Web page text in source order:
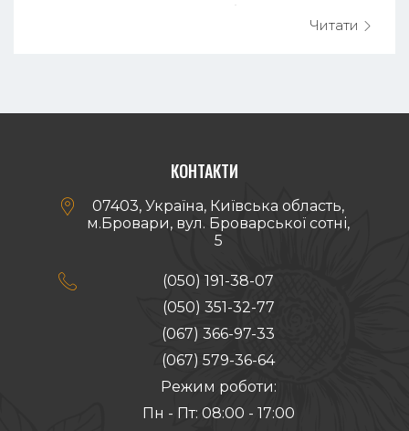
високих стандартів якості продукції.
Читати
КОНТАКТИ

07403, Україна, Київська область,
м.Бровари, вул. Броварської сотні,
5

(050) 191-38-07
(050) 351-32-77
(067) 366-97-33
(067) 579-36-64
Режим роботи:
Пн - Пт: 08:00 - 17:00